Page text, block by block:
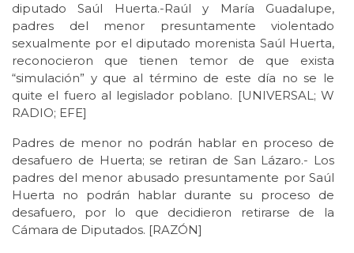
diputado Saúl Huerta.-Raúl y María Guadalupe,
padres del menor presuntamente violentado
sexualmente por el diputado morenista Saúl Huerta,
reconocieron que tienen temor de que exista
“simulación” y que al término de este día no se le
quite el fuero al legislador poblano. [UNIVERSAL; W
RADIO; EFE]
Padres de menor no podrán hablar en proceso de
desafuero de Huerta; se retiran de San Lázaro.- Los
padres del menor abusado presuntamente por Saúl
Huerta no podrán hablar durante su proceso de
desafuero, por lo que decidieron retirarse de la
Cámara de Diputados. [RAZÓN]